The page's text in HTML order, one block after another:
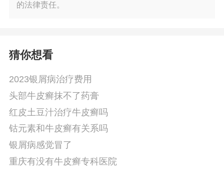
的法律责任。
猜你想看
2023银屑病治疗费用
头部牛皮癣抹不了药膏
红皮土豆汁治疗牛皮癣吗
钴元素和牛皮癣有关系吗
银屑病感觉冒了
重庆有没有牛皮癣专科医院